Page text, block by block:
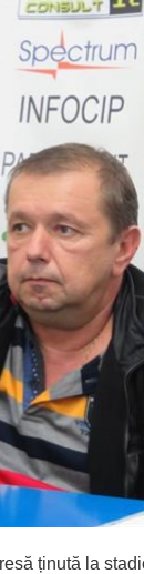
ținută la